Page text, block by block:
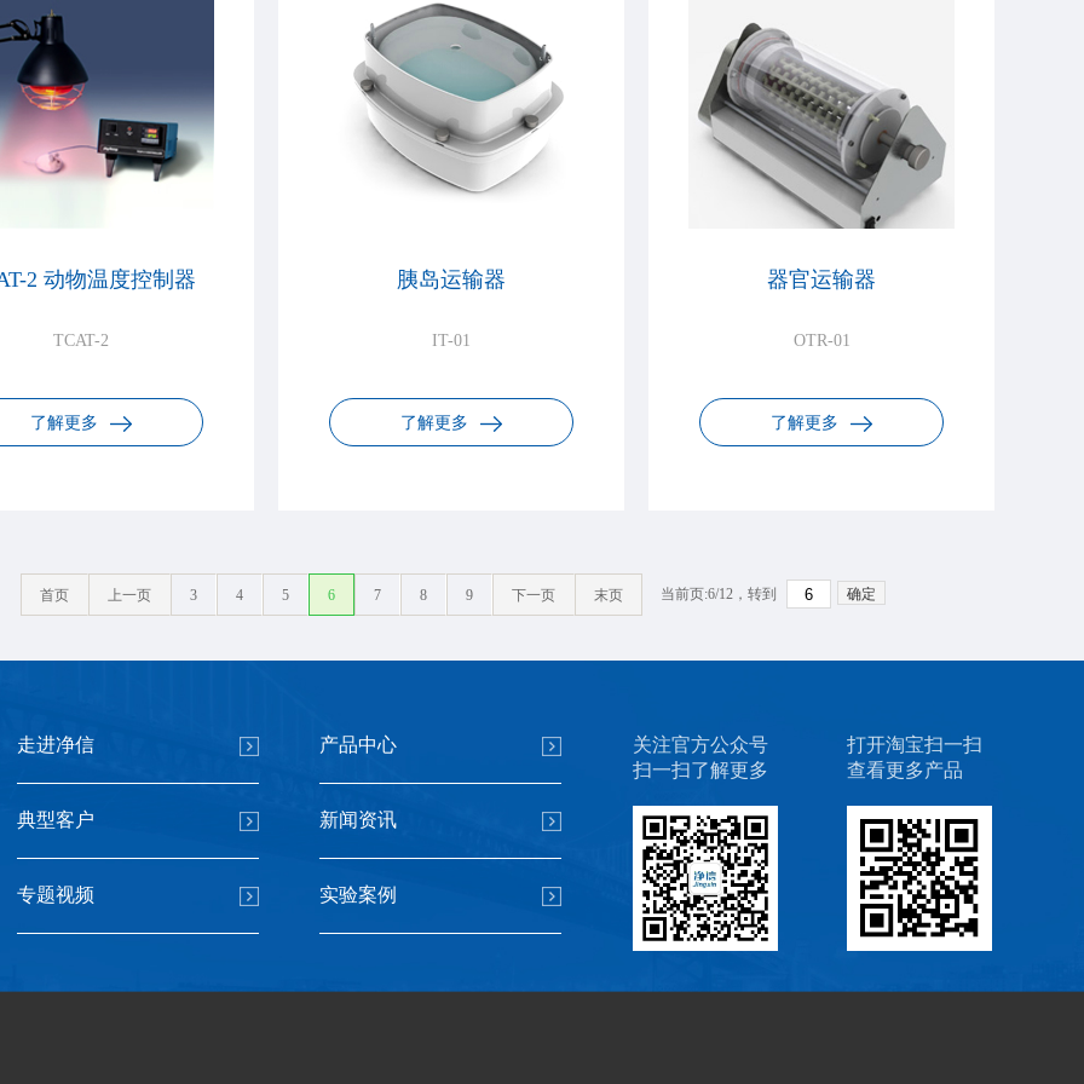
2 动物温度控制器
TCAT-2
了解更多
胰岛运输器
IT-01
了解更多
器官运输器
OTR-01
了解更多
首页 上一页 3 4 5 6 7 8 9 下一页 末页 当前页:6/12，转到 确定
走进净信 产品中心
典型客户 新闻资讯
专题视频 实验案例
关注官方公众号
扫一扫了解更多
打开淘宝扫一扫
查看更多产品